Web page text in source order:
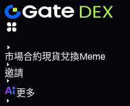
市場合約現貨兌換Meme
邀請
更多